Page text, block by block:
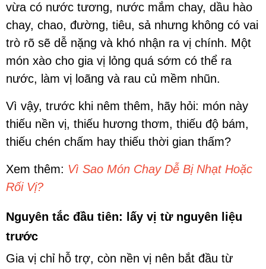
vừa có nước tương, nước mắm chay, dầu hào
chay, chao, đường, tiêu, sả nhưng không có vai
trò rõ sẽ dễ nặng và khó nhận ra vị chính. Một
món xào cho gia vị lỏng quá sớm có thể ra
nước, làm vị loãng và rau củ mềm nhũn.
Vì vậy, trước khi nêm thêm, hãy hỏi: món này
thiếu nền vị, thiếu hương thơm, thiếu độ bám,
thiếu chén chấm hay thiếu thời gian thấm?
Xem thêm: Vì Sao Món Chay Dễ Bị Nhạt Hoặc
Rối Vị?
Nguyên tắc đầu tiên: lấy vị từ nguyên liệu
trước
Gia vị chỉ hỗ trợ, còn nền vị nên bắt đầu từ